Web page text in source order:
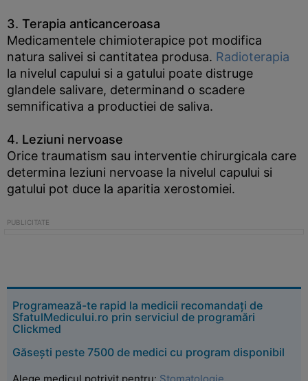
3. Terapia anticanceroasa
Medicamentele chimioterapice pot modifica
natura salivei si cantitatea produsa. Radioterapia
la nivelul capului si a gatului poate distruge
glandele salivare, determinand o scadere
semnificativa a productiei de saliva.
4. Leziuni nervoase
Orice traumatism sau interventie chirurgicala care
determina leziuni nervoase la nivelul capului si
gatului pot duce la aparitia xerostomiei.
Programează-te rapid la medicii recomandați de
SfatulMedicului.ro prin serviciul de programări
Clickmed
Găsești peste 7500 de medici cu program disponibil